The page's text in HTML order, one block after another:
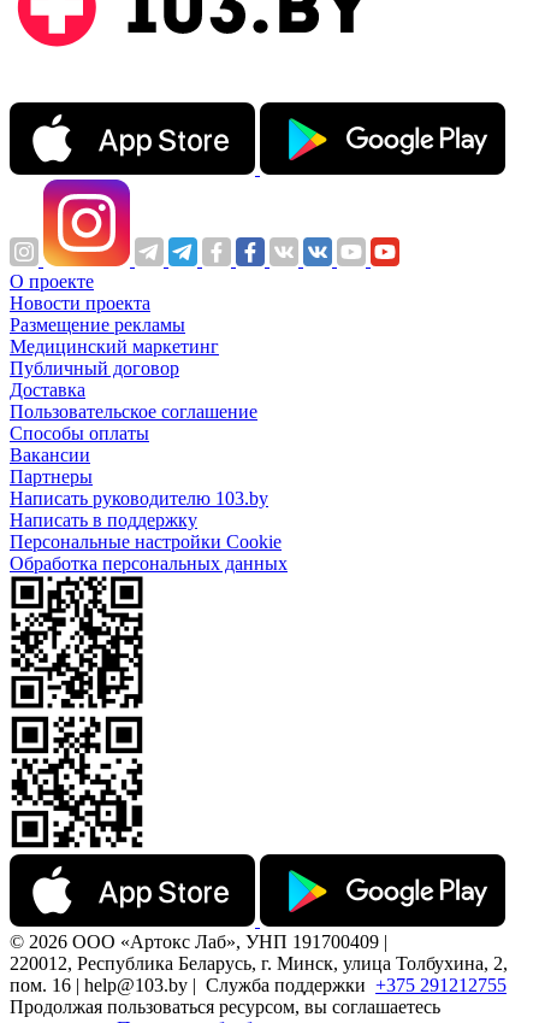
О проекте
Новости проекта
Размещение рекламы
Медицинский маркетинг
Публичный договор
Доставка
Пользовательское соглашение
Способы оплаты
Вакансии
Партнеры
Написать руководителю 103.by
Написать в поддержку
Персональные настройки Cookie
Обработка персональных данных
© 2026 ООО «Артокс Лаб», УНП 191700409 |
220012, Республика Беларусь, г. Минск, улица Толбухина, 2,
пом. 16 | help@103.by | Служба поддержки +375 291212755
Продолжая пользоваться ресурсом, вы соглашаетесь